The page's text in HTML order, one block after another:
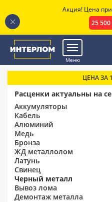
Меню
ЦЕНА ЗА
Расценки актуальны на
Аккумуляторы
Кабель
Алюминий
Медь
Бронза
ЖД металлолом
Латунь
Свинец
Черный металл
Вывоз лома
Демонтаж металла
Акция! Цена
25 500